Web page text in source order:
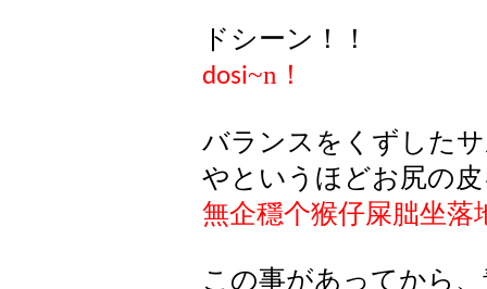
ドシーン！！
dosi~n ！
バランスをくずした
やというほどお尻の
無企穩个猴仔屎朏坐落
この事があってから